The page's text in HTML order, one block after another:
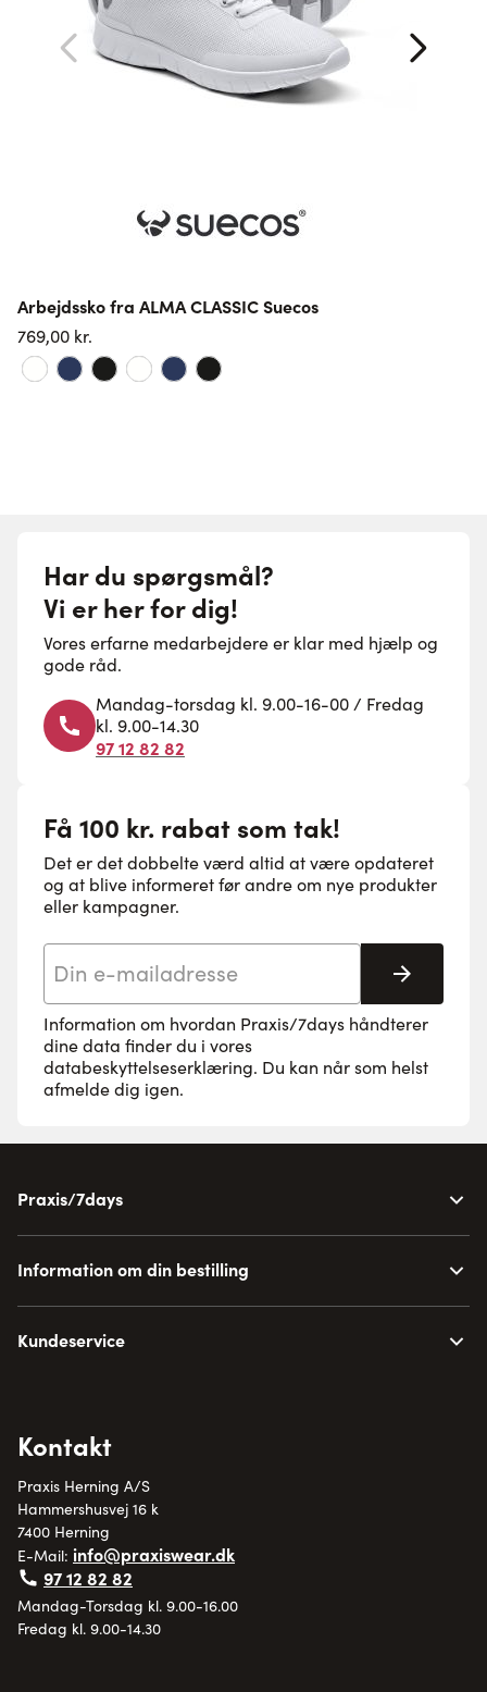
Arbejdssko fra ALMA CLASSIC Suecos
769,00 kr.
Har du spørgsmål?
Vi er her for dig!
Vores erfarne medarbejdere er klar med hjælp og
gode råd.
Mandag-torsdag kl. 9.00-16-00 / Fredag
kl. 9.00-14.30
97 12 82 82
Få 100 kr. rabat som tak!
Det er det dobbelte værd altid at være opdateret
og at blive informeret før andre om nye produkter
eller kampagner.
Tilmeld
Information om hvordan Praxis/7days håndterer
dine data finder du i vores
databeskyttelseserklæring. Du kan når som helst
afmelde dig igen.
Praxis/7days
Information om din bestilling
Kundeservice
Kontakt
Praxis Herning A/S
Hammershusvej 16 k
7400 Herning
E-Mail: info@praxiswear.dk
97 12 82 82
Mandag-Torsdag kl. 9.00-16.00
Fredag kl. 9.00-14.30